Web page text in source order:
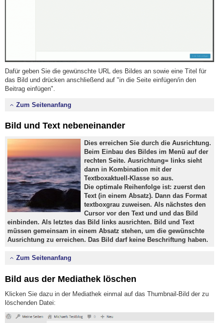
Dafür geben Sie die gewünschte URL des Bildes an sowie eine Titel für
das Bild und drücken anschließend auf "in die Seite einfügen/in den
Beitrag einfügen".
Zum Seitenanfang
Bild und Text nebeneinander
Dies erreichen Sie durch die Ausrichtung.
Beim Einbau des Bildes im Menü auf der
rechten Seite. Ausrichtung= links sieht
dann in Kombination mit der
Textboxaktuell-Klasse so aus.
Die optimale Reihenfolge ist: zuerst den
Text (in einem Absatz). Dann das Format
textboxgrau zuweisen. Als nächstes den
Cursor vor den Text und und das Bild
einbinden. Als letztes das Bild links ausrichten. Bild und Text
müssen gemeinsam in einem Absatz stehen, um die gewünschte
Ausrichtung zu erreichen. Das Bild darf keine Beschriftung haben.
Zum Seitenanfang
Bild aus der Mediathek löschen
Klicken Sie dazu in der Mediathek einmal auf das Thumbnail-Bild der zu
löschenden Datei: